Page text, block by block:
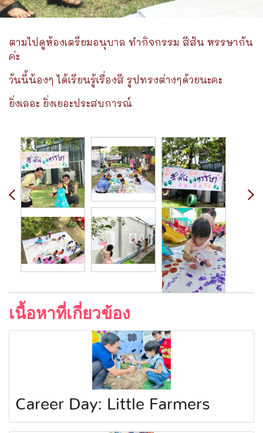
ตามไปดูห้องเตรียมอนุบาล ทำกิจกรรม สีสัน หรรษากัน
ค่ะ
วันนี้น้องๆ ได้เรียนรู้เรื่องสี รูปทรงต่างๆด้วยนะคะ
ยิ่งเลอะ ยิ่งเยอะประสบการณ์
เนื้อหาที่เกี่ยวข้อง
Career Day: Little Farmers